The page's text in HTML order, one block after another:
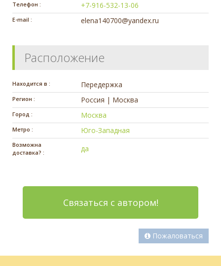
Телефон : +7-916-532-13-06
E-mail : elena140700@yandex.ru
Расположение
Находится в : Передержка
Регион : Россия | Москва
Город : Москва
Метро : Юго-Западная
Возможна
доставка? :
да
Связаться с автором!
Пожаловаться